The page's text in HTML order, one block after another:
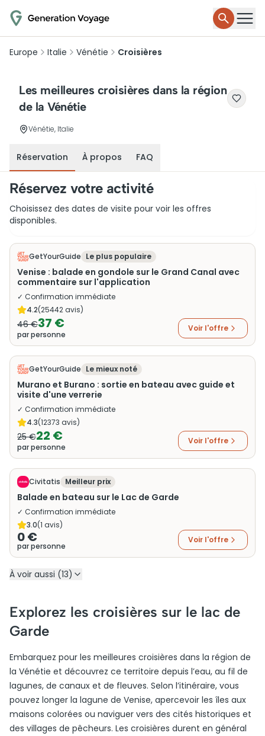
Europe Italie Vénétie Croisières
Les meilleures croisières dans la région
de la Vénétie
Vénétie, Italie
Réservation À propos FAQ
Réservez votre activité
Choisissez des dates de visite pour voir les offres
disponibles.
GetYourGuide Le plus populaire
Venise : balade en gondole sur le Grand Canal avec
commentaire sur l'application
✓ Confirmation immédiate
4.2(25442avis)
46 €37 €
par personne
Voir l'offre
GetYourGuide Le mieux noté
Murano et Burano : sortie en bateau avec guide et
visite d'une verrerie
✓ Confirmation immédiate
4.3(12373 avis)
25 €22 €
par personne
Voir l'offre
Civitatis Meilleur prix
Balade en bateau sur le Lac de Garde
✓ Confirmation immédiate
3.0(1 avis)
0 €
par personne
Voir l'offre
À voir aussi (13)
Explorez les croisières sur le lac de
Garde
Embarquez pour les meilleures croisières dans la région de
la Vénétie et découvrez ce territoire depuis l’eau, au fil de
lagunes, de canaux et de fleuves. Selon l’itinéraire, vous
pouvez longer la lagune de Venise, apercevoir les îles aux
maisons colorées ou naviguer vers des cités historiques et
des villages de pêcheurs. Les croisières durent en général